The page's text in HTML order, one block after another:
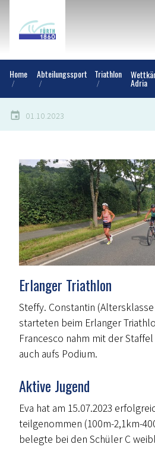
Home Abteilungssport Triathlon
Adria
01.10.2023
Erlanger Triathlon
Steffy. Constantin
starteten beim Erlanger
Francesco nahm mit der
auch aufs Podium.
Aktive Jugend
Eva hat am 15.07.2023
teilgenommen (100m-2,1km-
belegte bei den Schüler C